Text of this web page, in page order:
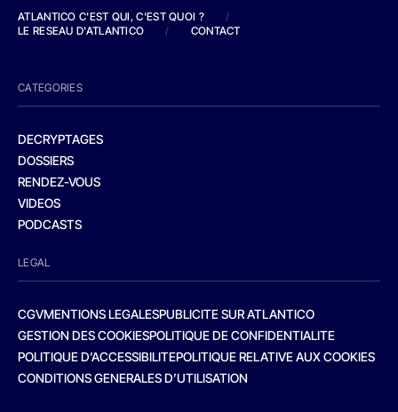
ATLANTICO C'EST QUI, C'EST QUOI ?
/
LE RESEAU D'ATLANTICO
/ CONTACT
CATEGORIES
DECRYPTAGES
DOSSIERS
RENDEZ-VOUS
VIDEOS
PODCASTS
LEGAL
CGVMENTIONS LEGALESPUBLICITE SUR ATLANTICO
GESTION DES COOKIESPOLITIQUE DE CONFIDENTIALITE
POLITIQUE D’ACCESSIBILITEPOLITIQUE RELATIVE AUX COOKIES
CONDITIONS GENERALES D’UTILISATION